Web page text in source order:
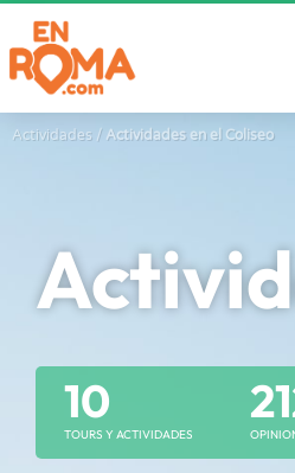
Actividades / Actividades en el Coliseo
10
TOURS Y ACTIVIDADES